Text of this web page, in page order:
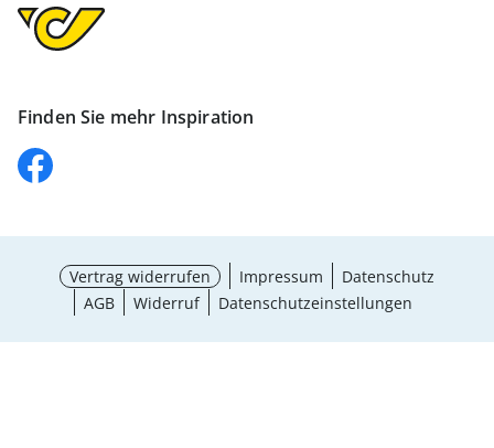
Finden Sie mehr Inspiration
Vertrag widerrufen Impressum
Datenschutz
AGB
Widerruf Datenschutzeinstellungen